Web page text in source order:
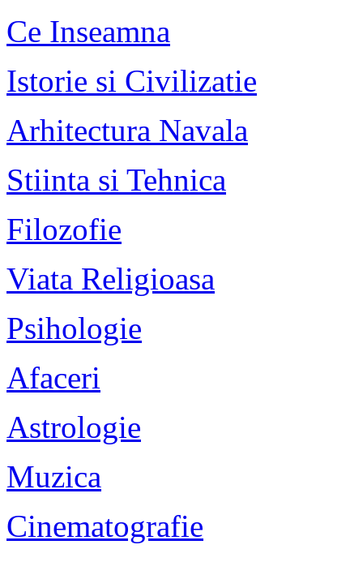
Ce Inseamna
Istorie si Civilizatie
Arhitectura Navala
Stiinta si Tehnica
Filozofie
Viata Religioasa
Psihologie
Afaceri
Astrologie
Muzica
Cinematografie